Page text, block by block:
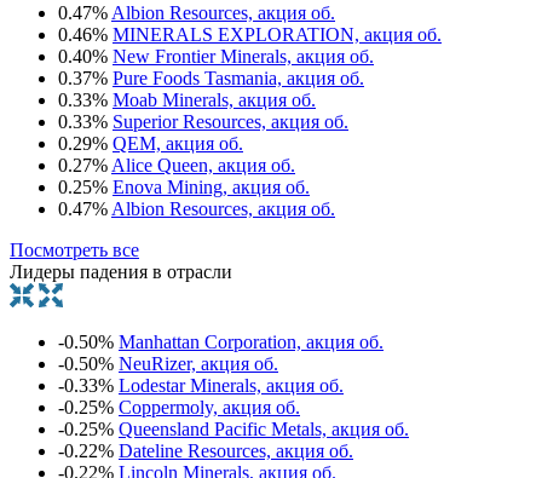
0.47% Albion Resources, акция об.
0.46% MINERALS EXPLORATION, акция об.
0.40% New Frontier Minerals, акция об.
0.37% Pure Foods Tasmania, акция об.
0.33% Moab Minerals, акция об.
0.33% Superior Resources, акция об.
0.29% QEM, акция об.
0.27% Alice Queen, акция об.
0.25% Enova Mining, акция об.
0.47% Albion Resources, акция об.
Посмотреть все
Лидеры падения в отрасли
-0.50% Manhattan Corporation, акция об.
-0.50% NeuRizer, акция об.
-0.33% Lodestar Minerals, акция об.
-0.25% Coppermoly, акция об.
-0.25% Queensland Pacific Metals, акция об.
-0.22% Dateline Resources, акция об.
-0.22% Lincoln Minerals, акция об.